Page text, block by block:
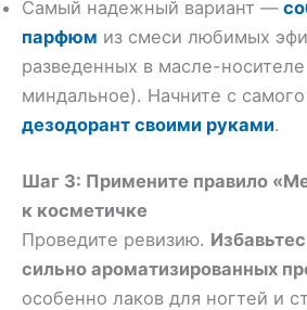
Самый надежный вариант —
парфюм из смеси любимых
разведенных в масле-
миндальное). Начните с
дезодорант своими руками.
Шаг 3: Примените правило
к косметичке
Проведите ревизию.
сильно ароматизированных
особенно лаков для ногтей и